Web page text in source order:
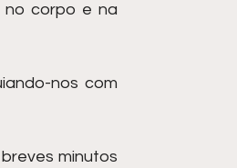
no corpo e na
nos com
minutos